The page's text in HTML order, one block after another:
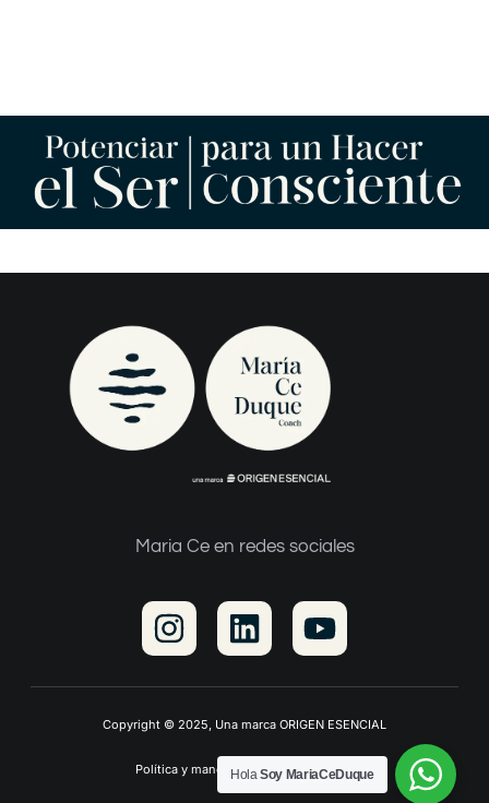
Maria Ce en redes sociales
Copyright © 2025, Una marca ORIGEN ESENCIAL
Política y manejo de datos personales
HolaSoy MariaCeDuque